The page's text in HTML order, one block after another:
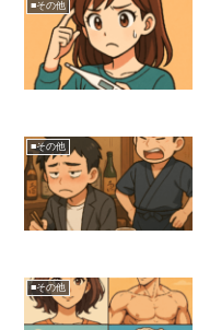
■その他
■その他
■その他